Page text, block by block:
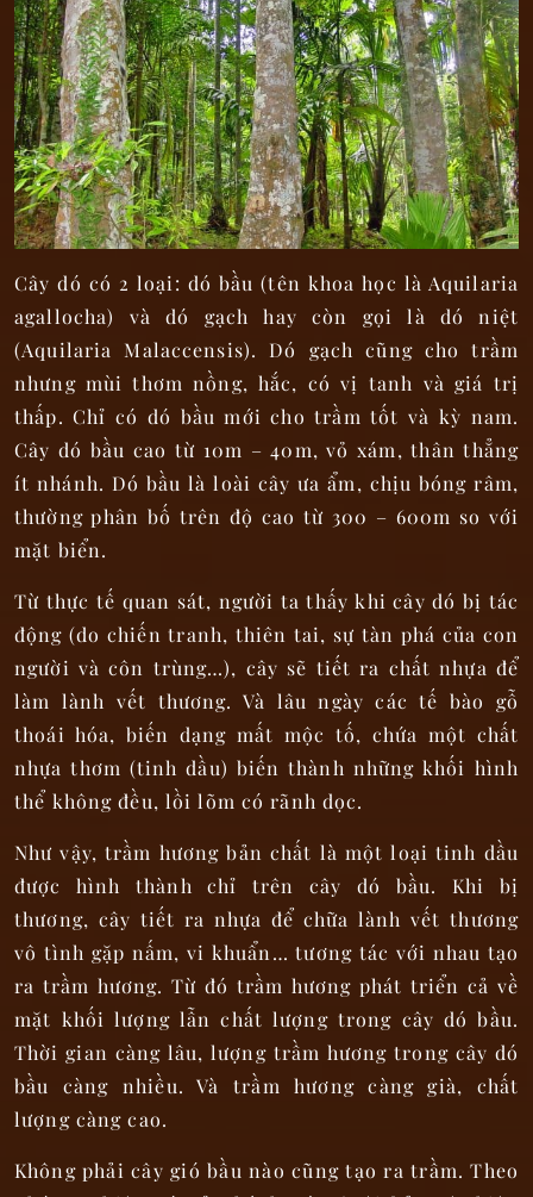
Cây dó có 2 loại: dó bầu (tên khoa học là Aquilaria
agallocha) và dó gạch hay còn gọi là dó niệt
(Aquilaria Malaccensis). Dó gạch cũng cho trầm
nhưng mùi thơm nồng, hắc, có vị tanh và giá trị
thấp. Chỉ có dó bầu mới cho trầm tốt và kỳ nam.
Cây dó bầu cao từ 10m – 40m, vỏ xám, thân thẳng
ít nhánh. Dó bầu là loài cây ưa ẩm, chịu bóng râm,
thường phân bố trên độ cao từ 300 – 600m so với
mặt biển.
Từ thực tế quan sát, người ta thấy khi cây dó bị tác
động (do chiến tranh, thiên tai, sự tàn phá của con
người và côn trùng…), cây sẽ tiết ra chất nhựa để
làm lành vết thương. Và lâu ngày các tế bào gỗ
thoái hóa, biến dạng mất mộc tố, chứa một chất
nhựa thơm (tinh dầu) biến thành những khối hình
thể không đều, lồi lõm có rãnh dọc.
Như vậy, trầm hương bản chất là một loại tinh dầu
được hình thành chỉ trên cây dó bầu. Khi bị
thương, cây tiết ra nhựa để chữa lành vết thương
vô tình gặp nấm, vi khuẩn… tương tác với nhau tạo
ra trầm hương. Từ đó trầm hương phát triển cả về
mặt khối lượng lẫn chất lượng trong cây dó bầu.
Thời gian càng lâu, lượng trầm hương trong cây dó
bầu càng nhiều. Và trầm hương càng già, chất
lượng càng cao.
Không phải cây gió bầu nào cũng tạo ra trầm. Theo